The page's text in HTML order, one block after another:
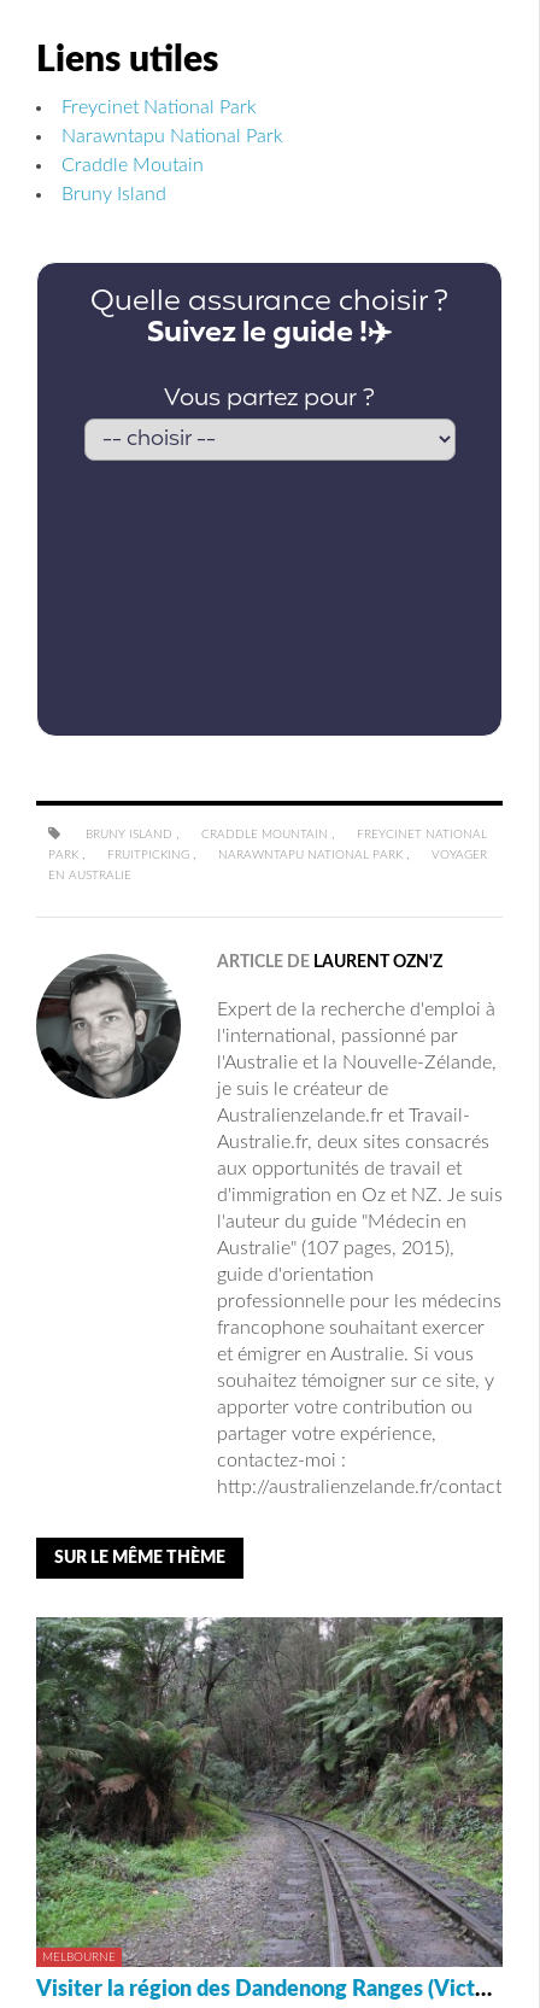
Liens utiles
Freycinet National Park
Narawntapu National Park
Craddle Moutain
Bruny Island
BRUNY ISLAND CRADDLE MOUNTAIN
FREYCINET NATIONAL
PARK
FRUITPICKING NARAWNTAPU NATIONAL PARK
VOYAGER
EN AUSTRALIE
ARTICLE DE LAURENT OZN'Z
Expert de la recherche d'emploi à
l'international, passionné par
l'Australie et la Nouvelle-Zélande,
je suis le créateur de
Australienzelande.fr et Travail-
Australie.fr, deux sites consacrés
aux opportunités de travail et
d'immigration en Oz et NZ. Je suis
l'auteur du guide "Médecin en
Australie" (107 pages, 2015),
guide d'orientation
professionnelle pour les médecins
francophone souhaitant exercer
et émigrer en Australie. Si vous
souhaitez témoigner sur ce site, y
apporter votre contribution ou
partager votre expérience,
contactez-moi :
http://australienzelande.fr/contact
SUR LE MÊME THÈME
MELBOURNE
Visiter la région des Dandenong Ranges (Victoria)